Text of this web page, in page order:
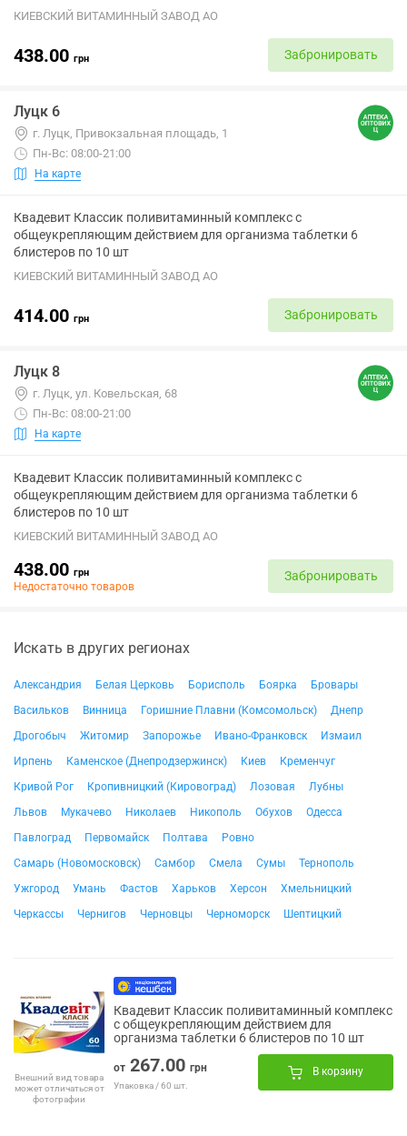
КИЕВСКИЙ ВИТАМИННЫЙ ЗАВОД АО
438.00 грн Забронировать
Луцк 6
г. Луцк, Привокзальная площадь, 1
Пн-Вс: 08:00-21:00
На карте
Квадевит Классик поливитаминный комплекс с
общеукрепляющим действием для организма таблетки 6
блистеров по 10 шт
КИЕВСКИЙ ВИТАМИННЫЙ ЗАВОД АО
414.00 грн Забронировать
Луцк 8
г. Луцк, ул. Ковельская, 68
Пн-Вс: 08:00-21:00
На карте
Квадевит Классик поливитаминный комплекс с
общеукрепляющим действием для организма таблетки 6
блистеров по 10 шт
КИЕВСКИЙ ВИТАМИННЫЙ ЗАВОД АО
438.00 грн
Недостаточно товаров
Забронировать
Искать в других регионах
Александрия Белая Церковь Борисполь Боярка
Бровары
Васильков
Винница Горишние Плавни (Комсомольск)
Днепр
Дрогобыч
Житомир Запорожье Ивано-Франковск
Измаил
Ирпень
Каменское (Днепродзержинск) Киев
Кременчуг
Кривой Рог
Кропивницкий (Кировоград) Лозовая
Лубны
Львов
Мукачево Николаев Никополь Обухов
Одесса
Павлоград
Первомайск Полтава
Ровно
Самарь (Новомосковск)
Самбор Смела Сумы
Тернополь
Ужгород
Умань Фастов Харьков Херсон
Хмельницкий
Черкассы
Чернигов Черновцы Черноморск Шептицкий
Внешний вид товара
может отличаться от
фотографии
Квадевит Классик поливитаминный комплекс
с общеукрепляющим действием для
организма таблетки 6 блистеров по 10 шт
от 267.00 грн
Упаковка / 60 шт.
В корзину